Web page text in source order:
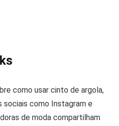
como usar cinto de argola,
sociais como Instagram e
de moda compartilham